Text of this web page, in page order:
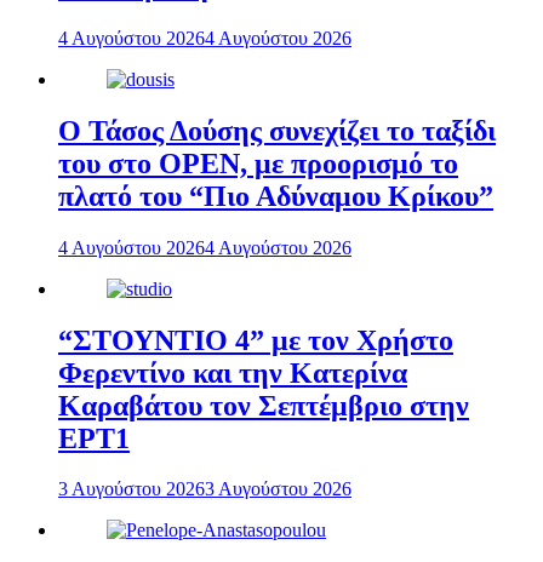
4 Αυγούστου 20264 Αυγούστου 2026
Ο Τάσος Δούσης συνεχίζει το ταξίδι
του στο OPEN, με προορισμό το
πλατό του “Πιο Αδύναμου Κρίκου”
4 Αυγούστου 20264 Αυγούστου 2026
“ΣΤΟΥΝΤΙΟ 4” με τον Χρήστο
Φερεντίνο και την Κατερίνα
Καραβάτου τον Σεπτέμβριο στην
ΕΡΤ1
3 Αυγούστου 20263 Αυγούστου 2026